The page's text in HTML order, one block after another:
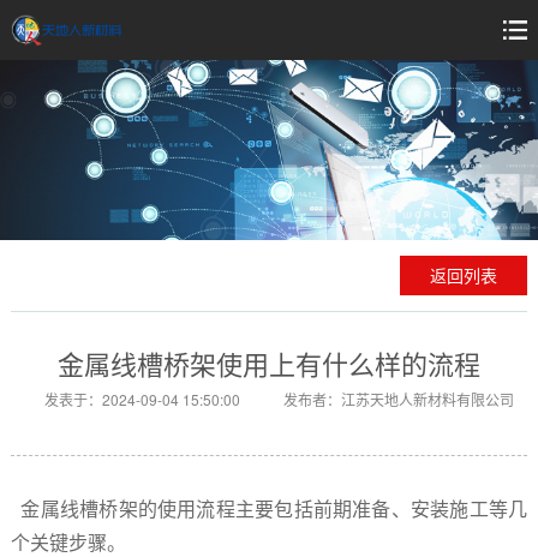
返回列表
金属线槽桥架使用上有什么样的流程
发表于：2024-09-04 15:50:00 发布者：江苏天地人新材料有限公司
金属线槽桥架的使用流程主要包括前期准备、安装施工等几
个关键步骤。